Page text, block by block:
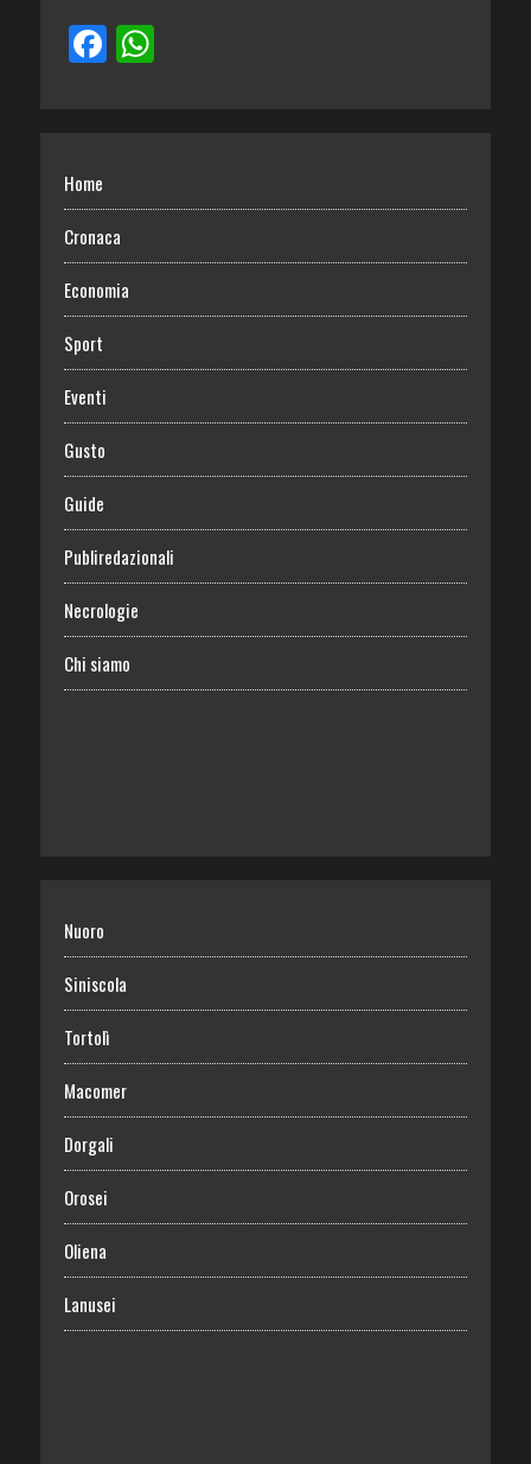
Home
Cronaca
Economia
Sport
Eventi
Gusto
Guide
Publiredazionali
Necrologie
Chi siamo
Nuoro
Siniscola
Tortolì
Macomer
Dorgali
Orosei
Oliena
Lanusei